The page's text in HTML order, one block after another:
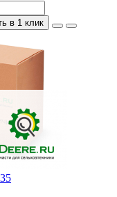
в 1 клик